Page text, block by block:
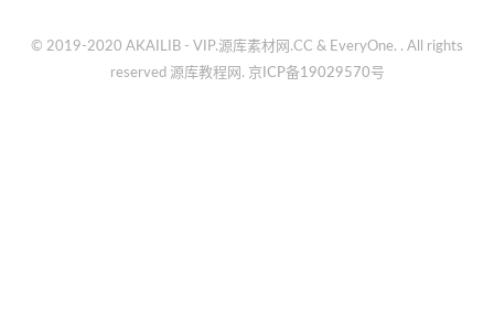
© 2019-2020 AKAILIB - VIP.源库素材网.CC & EveryOne. . All rights
reserved 源库教程网. 京ICP备19029570号